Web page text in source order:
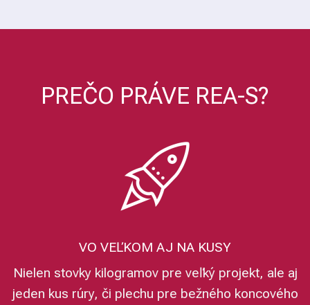
PREČO PRÁVE REA-S?
VO VEĽKOM AJ NA KUSY
Nielen stovky kilogramov pre veľký projekt, ale aj
jeden kus rúry, či plechu pre bežného koncového